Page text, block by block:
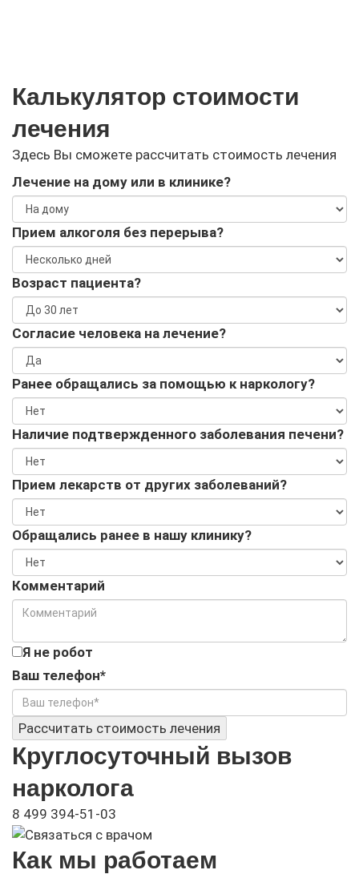
Калькулятор стоимости
лечения
Здесь Вы сможете рассчитать стоимость лечения
Лечение на дому или в клинике?
Прием алкоголя без перерыва?
Возраст пациента?
Согласие человека на лечение?
Ранее обращались за помощью к наркологу?
Наличие подтвержденного заболевания печени?
Прием лекарств от других заболеваний?
Обращались ранее в нашу клинику?
Комментарий
Я не робот
Ваш телефон*
Рассчитать стоимость лечения
Круглосуточный вызов
нарколога
8 499 394-51-03
Как мы работаем